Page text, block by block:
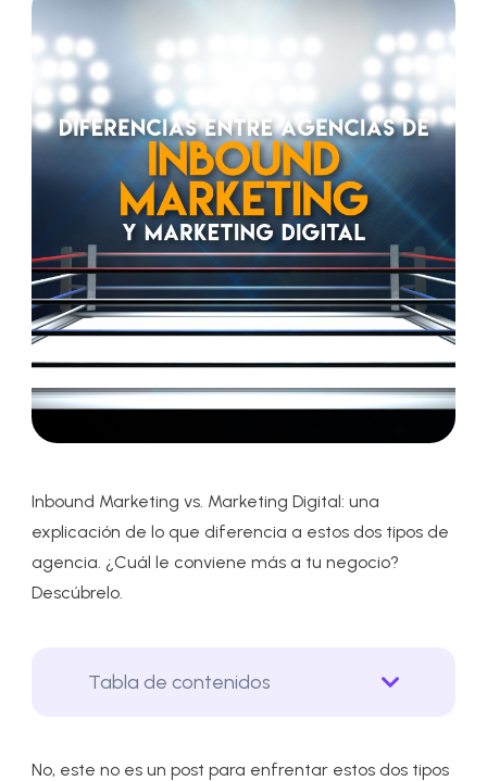
Inbound Marketing vs. Marketing Digital: una
explicación de lo que diferencia a estos dos tipos de
agencia. ¿Cuál le conviene más a tu negocio?
Descúbrelo.
Tabla de contenidos
No, este no es un post para enfrentar estos dos tipos